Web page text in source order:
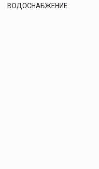
ВОДОСНАБЖЕНИЕ